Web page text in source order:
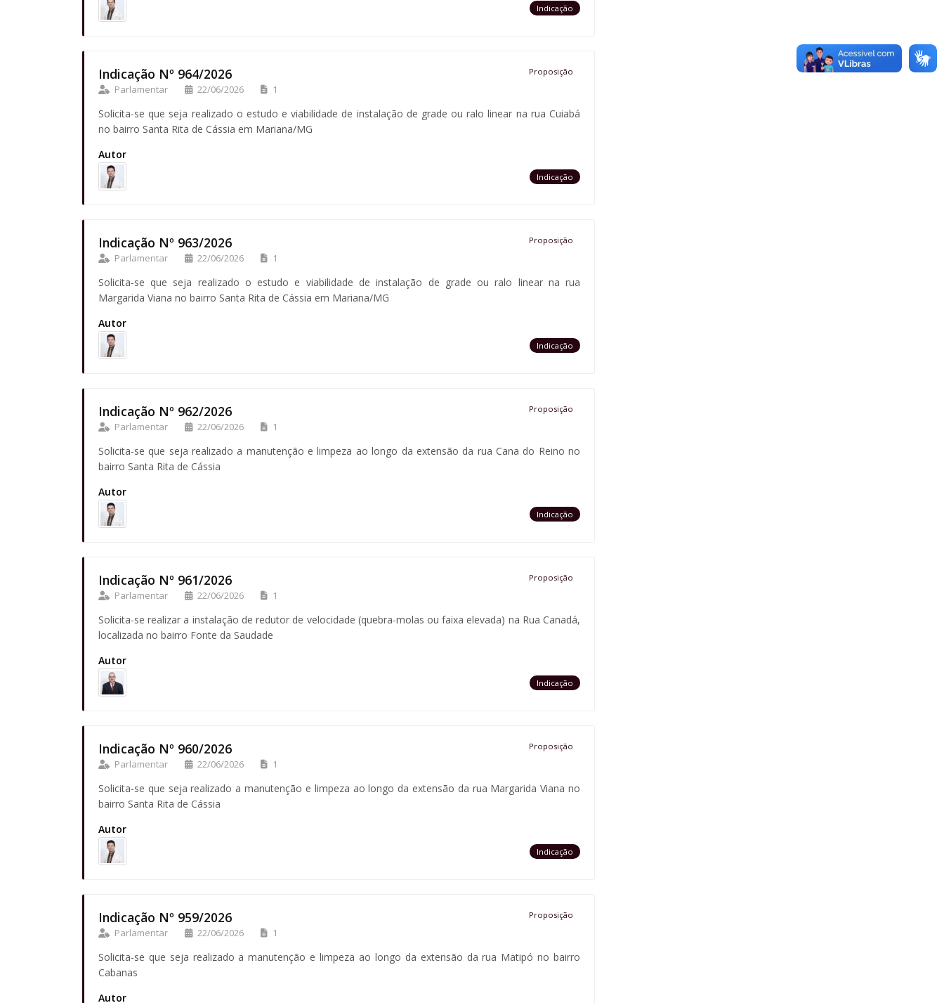
Indicação
Indicação Nº 964/2026 Proposição
Parlamentar 22/06/2026 1
Solicita-se que seja realizado o estudo e viabilidade de instalação de grade ou ralo linear na rua Cuiabá
no bairro Santa Rita de Cássia em Mariana/MG
Autor
Indicação
Indicação Nº 963/2026 Proposição
Parlamentar 22/06/2026 1
Solicita-se que seja realizado o estudo e viabilidade de instalação de grade ou ralo linear na rua
Margarida Viana no bairro Santa Rita de Cássia em Mariana/MG
Autor
Indicação
Indicação Nº 962/2026 Proposição
Parlamentar 22/06/2026 1
Solicita-se que seja realizado a manutenção e limpeza ao longo da extensão da rua Cana do Reino no
bairro Santa Rita de Cássia
Autor
Indicação
Indicação Nº 961/2026 Proposição
Parlamentar 22/06/2026 1
Solicita-se realizar a instalação de redutor de velocidade (quebra-molas ou faixa elevada) na Rua Canadá,
localizada no bairro Fonte da Saudade
Autor
Indicação
Indicação Nº 960/2026 Proposição
Parlamentar 22/06/2026 1
Solicita-se que seja realizado a manutenção e limpeza ao longo da extensão da rua Margarida Viana no
bairro Santa Rita de Cássia
Autor
Indicação
Indicação Nº 959/2026 Proposição
Parlamentar 22/06/2026 1
Solicita-se que seja realizado a manutenção e limpeza ao longo da extensão da rua Matipó no bairro
Cabanas
Autor